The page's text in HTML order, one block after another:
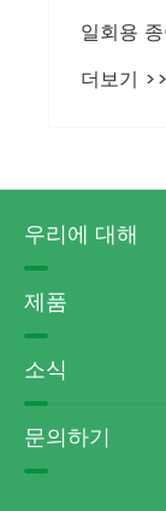
일회용
더보기 >>
우리에 대해
제품
소식
문의하기